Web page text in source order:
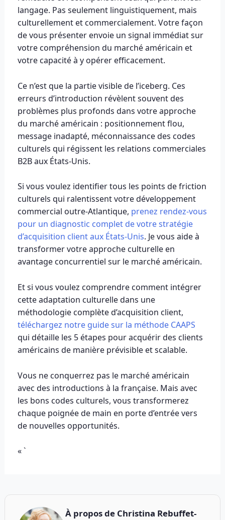
langage. Pas seulement linguistiquement, mais
culturellement et commercialement. Votre façon
de vous présenter envoie un signal immédiat sur
votre compréhension du marché américain et
votre capacité à y opérer efficacement.
Ce n’est que la partie visible de l’iceberg. Ces
erreurs d’introduction révèlent souvent des
problèmes plus profonds dans votre approche
du marché américain : positionnement flou,
message inadapté, méconnaissance des codes
culturels qui régissent les relations commerciales
B2B aux États-Unis.
Si vous voulez identifier tous les points de friction
culturels qui ralentissent votre développement
commercial outre-Atlantique, prenez rendez-vous
pour un diagnostic complet de votre stratégie
d’acquisition client aux États-Unis. Je vous aide à
transformer votre approche culturelle en
avantage concurrentiel sur le marché américain.
Et si vous voulez comprendre comment intégrer
cette adaptation culturelle dans une
méthodologie complète d’acquisition client,
téléchargez notre guide sur la méthode CAAPS
qui détaille les 5 étapes pour acquérir des clients
américains de manière prévisible et scalable.
Vous ne conquerrez pas le marché américain
avec des introductions à la française. Mais avec
les bons codes culturels, vous transformerez
chaque poignée de main en porte d’entrée vers
de nouvelles opportunités.
« `
À propos de Christina Rebuffet-